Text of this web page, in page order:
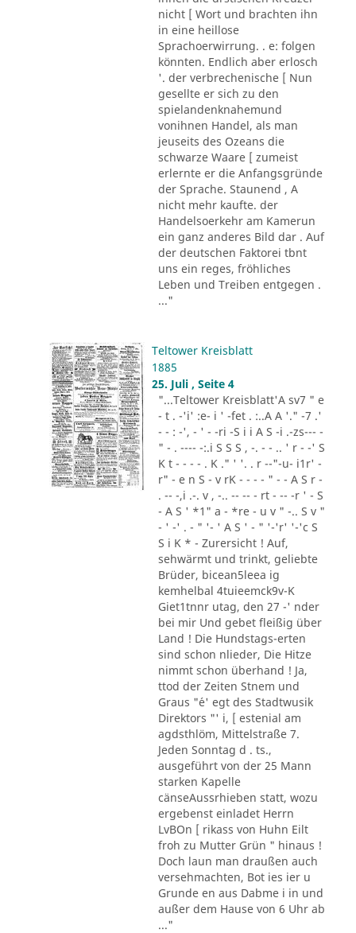
nicht [ Wort und brachten ihn
in eine heillose
Sprachoerwirrung. . e: folgen
könnten. Endlich aber erlosch
'. der verbrechenische [ Nun
gesellte er sich zu den
spielandenknahemund
vonihnen Handel, als man
jeuseits des Ozeans die
schwarze Waare [ zumeist
erlernte er die Anfangsgründe
der Sprache. Staunend , A
nicht mehr kaufte. der
Handelsoerkehr am Kamerun
ein ganz anderes Bild dar . Auf
der deutschen Faktorei tbnt
uns ein reges, fröhliches
Leben und Treiben entgegen .
..."
Teltower Kreisblatt
1885
25. Juli , Seite 4
"...Teltower Kreisblatt'A sv7 " e
- t . -'i' :e- i ' -fet . :..A A '." -7 .'
- - : -', - ' - -ri -S i i A S -i .-zs--- -
" - . ---- -:.i S S S , -. - - .. ' r - -' S
K t - - - - . K ." ' '. . r --"-u- i1r' -
r" - e n S - v rK - - - - " - - A S r -
. -- -,i .-. v , -.. -- -- - rt - -- -r ' - S
- A S ' *1" a - *re - u v " -.. S v "
- ' -' . - " '- ' A S ' - " '-'r' '-'c S
S i K * - Zurersicht ! Auf,
sehwärmt und trinkt, geliebte
Brüder, bicean5leea ig
kemhelbal 4tuieemck9v-K
Giet1tnnr utag, den 27 -' nder
bei mir Und gebet fleißig über
Land ! Die Hundstags-erten
sind schon nlieder, Die Hitze
nimmt schon überhand ! Ja,
ttod der Zeiten Stnem und
Graus "´e' egt des Stadtwusik
Direktors "' i, [ estenial am
agdsthlöm, Mittelstraße 7.
Jeden Sonntag d . ts.,
ausgeführt von der 25 Mann
starken Kapelle
cänseAussrhieben statt, wozu
ergebenst einladet Herrn
LvBOn [ rikass von Huhn Eilt
froh zu Mutter Grün " hinaus !
Doch laun man draußen auch
versehmachten, Bot ies ier u
Grunde en aus Dabme i in und
außer dem Hause von 6 Uhr ab
..."